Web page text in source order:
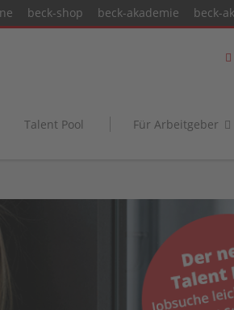
beck-shop beck-akademie beck-
Talent Pool Für Arbeitgeber